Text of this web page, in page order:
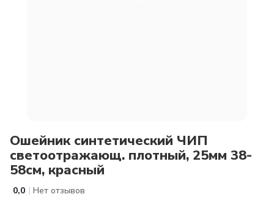
Ошейник синтетический ЧИП
светоотражающ. плотный, 25мм 38-
58см, красный
0,0 | Нет отзывов